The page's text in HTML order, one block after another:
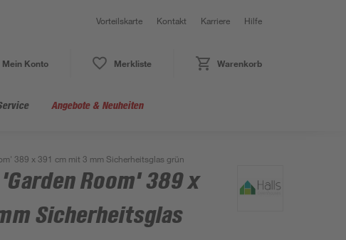
Vorteilskarte Kontakt Karriere Hilfe
Mein Konto Merkliste Warenkorb
Angebote & Neuheiten
389 x 391 cm mit 3 mm Sicherheitsglas grün
Room' 389 x
Sicherheitsglas